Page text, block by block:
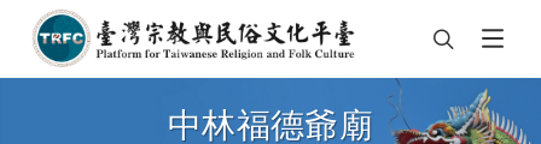
中林福德爺廟